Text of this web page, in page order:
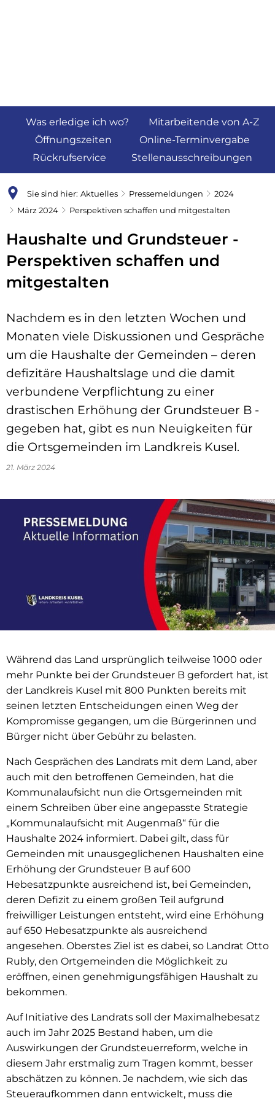
Was erledige ich wo?
Mitarbeitende von A-Z
Öffnungszeiten
Online-Terminvergabe
Rückrufservice
Stellenausschreibungen
Sie sind hier: Aktuelles Pressemeldungen
2024
März 2024
Perspektiven schaffen und mitgestalten
Haushalte und Grundsteuer -
Perspektiven schaffen und
mitgestalten
Nachdem es in den letzten Wochen und
Monaten viele Diskussionen und Gespräche
um die Haushalte der Gemeinden – deren
defizitäre Haushaltslage und die damit
verbundene Verpflichtung zu einer
drastischen Erhöhung der Grundsteuer B -
gegeben hat, gibt es nun Neuigkeiten für
die Ortsgemeinden im Landkreis Kusel.
21. März 2024
Während das Land ursprünglich teilweise 1000 oder
mehr Punkte bei der Grundsteuer B gefordert hat, ist
der Landkreis Kusel mit 800 Punkten be­reits mit
seinen letzten Entscheidungen einen Weg der
Kompromisse gegangen, um die Bürgerinnen und
Bürger nicht über Gebühr zu belasten.
Nach Gesprächen des Landrats mit dem Land, aber
auch mit den betroffe­nen Gemeinden, hat die
Kommunalaufsicht nun die Ortsgemeinden mit
einem Schreiben über eine angepasste Strategie
„Kommunalaufsicht mit Augenmaß“ für die
Haushalte 2024 informiert. Dabei gilt, dass für
Gemeinden mit unausgeglichenen Haushalten eine
Erhöhung der Grundsteuer B auf 600
Hebesatzpunkte ausreichend ist, bei Gemeinden,
deren Defizit zu einem großen Teil aufgrund
freiwilliger Leistungen entsteht, wird eine Erhöhung
auf 650 Hebesatzpunkte als ausreichend
angesehen. Oberstes Ziel ist es dabei, so Landrat Otto
Rubly, den Ortgemeinden die Möglichkeit zu
eröffnen, einen genehmigungsfähigen Haushalt zu
bekommen.
Auf Initiative des Landrats soll der Maximalhebesatz
auch im Jahr 2025 Be­stand haben, um die
Auswirkungen der Grundsteuerreform, welche in
diesem Jahr erstmalig zum Tragen kommt, besser
abschätzen zu können. Je nachdem, wie sich das
Steueraufkommen dann entwickelt, muss die